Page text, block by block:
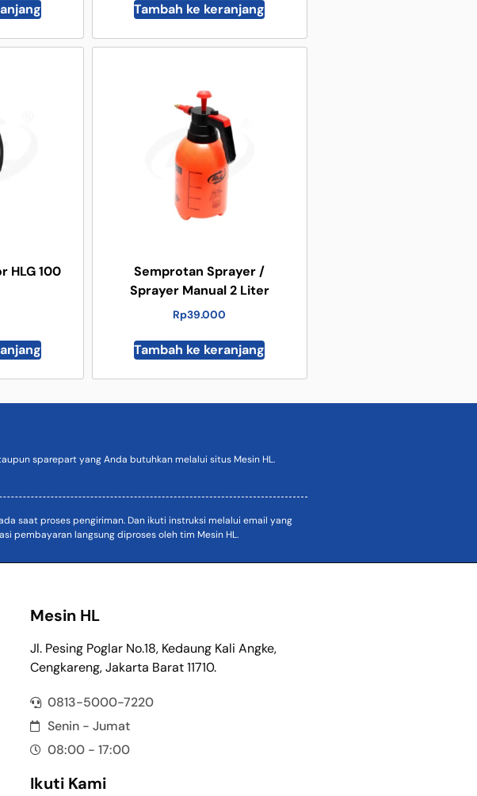
Tambah ke keranjang
HLG 100
Semprotan Sprayer /
Sprayer Manual 2 Liter
Rp39.000
Tambah ke keranjang
sparepart yang Anda butuhkan melalui situs Mesin HL.
saat proses pengiriman. Dan ikuti instruksi melalui email yang
pembayaran langsung diproses oleh tim Mesin HL.
Mesin HL
Jl. Pesing Poglar No.18, Kedaung Kali Angke,
Cengkareng, Jakarta Barat 11710.
0813-5000-7220
Senin - Jumat
08:00 - 17:00
Ikuti Kami